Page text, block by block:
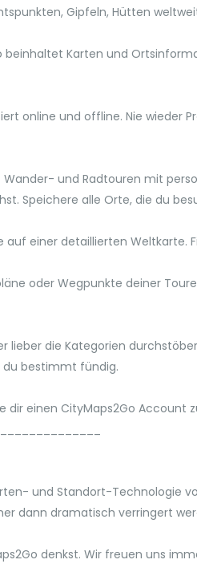
Gipfeln, Hütten
beinhaltet Karten und
online und offline. Nie
Wander- und Radtouren
Speichere alle Orte, die du
auf einer detaillierten
oder Wegpunkte deiner
lieber die Kategorien
du bestimmt fündig.
Lege dir einen CityMaps2Go
und Standort-Technologie
dann dramatisch verringert
denkst. Wir freuen uns